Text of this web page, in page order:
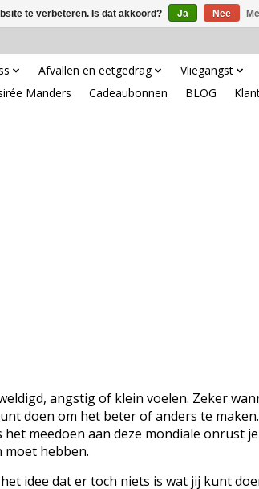
Afvallen en eetgedrag Vliegangst
Manders Cadeaubonnen BLOG
angstig of klein voelen. Zeker
doen om het beter of anders te
meedoen aan deze mondiale onrust
moet hebben.
idee dat er toch niets is wat jij kunt
te verbeteren. Is dat akkoord? Ja Nee